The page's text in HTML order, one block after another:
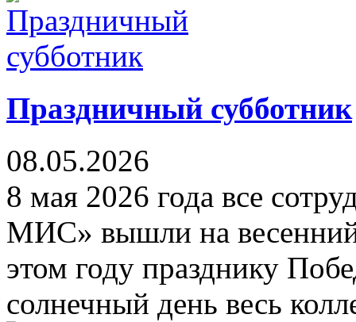
Праздничный субботник
08.05.2026
8 мая 2026 года все
МИС» вышли на
этом году празднику
солнечный день весь